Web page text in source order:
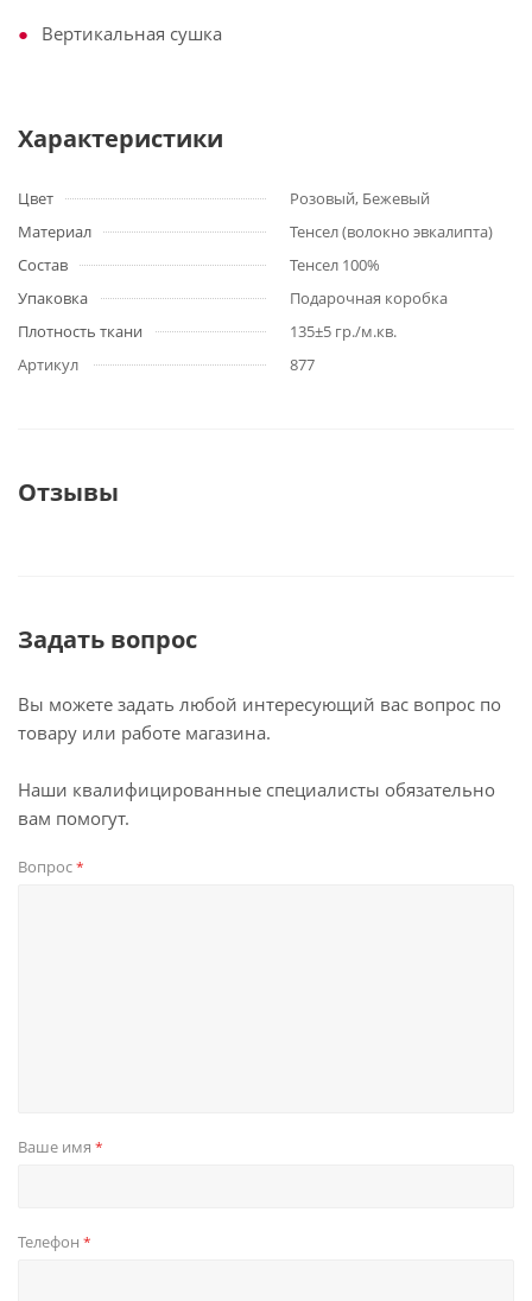
Вертикальная сушка
Характеристики
Цвет
Розовый, Бежевый
Материал
Тенсел (волокно эвкалипта)
Состав
Тенсел 100%
Упаковка
Подарочная коробка
Плотность ткани
135±5 гр./м.кв.
Артикул
877
Отзывы
Задать вопрос
Вы можете задать любой интересующий вас вопрос по
товару или работе магазина.
Наши квалифицированные специалисты обязательно
вам помогут.
Вопрос*
Ваше имя *
Телефон *